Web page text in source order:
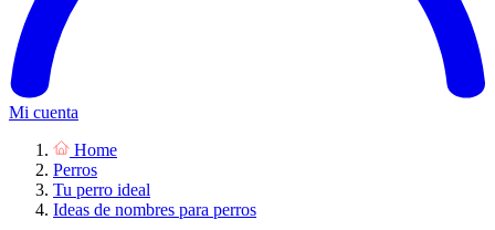
Mi cuenta
Home
Perros
Tu perro ideal
Ideas de nombres para perros